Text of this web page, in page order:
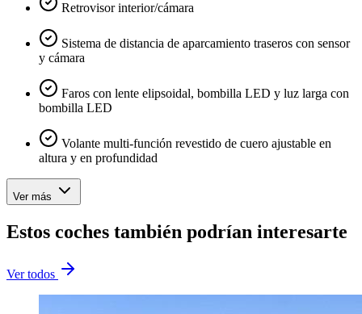
Retrovisor interior/cámara
Sistema de distancia de aparcamiento traseros con sensor
y cámara
Faros con lente elipsoidal, bombilla LED y luz larga con
bombilla LED
Volante multi-función revestido de cuero ajustable en
altura y en profundidad
Ver más
Estos coches también podrían interesarte
Ver todos